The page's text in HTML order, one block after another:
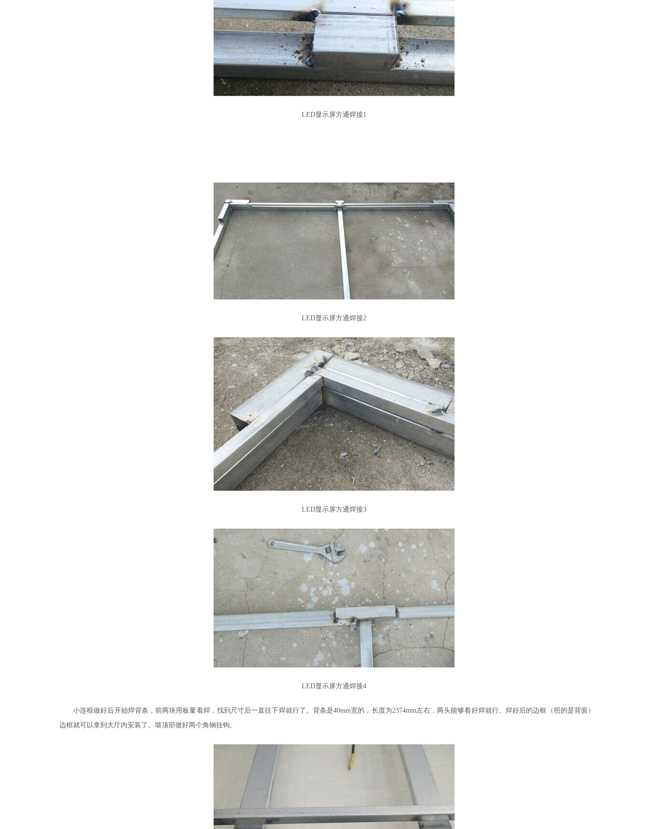
LED显示屏方通焊接1
LED显示屏方通焊接2
LED显示屏方通焊接3
LED显示屏方通焊接4
小连框做好后开始焊背条，前两块用板量着焊，找到尺寸后一直往下焊就行了。背条是40mm宽的，长度为2374mm左右，两头能够着好焊就行。焊好后的边框（照的是背面）
边框就可以拿到大厅内安装了。墙顶部做好两个角钢挂钩。